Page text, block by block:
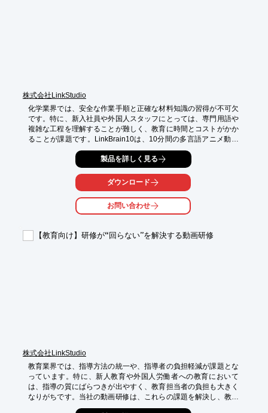
株式会社LinkStudio
化学業界では、安全な作業手順と正確な材料知識の習得が不可欠
です。特に、新入社員や外国人スタッフにとっては、専門用語や
複雑な工程を理解することが難しく、教育に時間とコストがかか
ることが課題です。LinkBrain10は、10分間の多言語アニメ動画
で、これらの課題を解決します。17言語対応の吹替・字幕付き
で、外国人スタッフも母国語で理解を深め、教育の質を向上させ
【活用シーン】
・化学プラントでの新人研修
・材料知識に関する教育
【導入の効果】
製品を詳しく見る
ダウンロード
お問い合わせ
【教育向け】研修が“回らない”を解決する動画研修
株式会社LinkStudio
教育業界では、指導方法の統一や、指導者の負担軽減が課題とな
っています。特に、新人教育や外国人労働者への教育において
は、指導の質にばらつきが出やすく、教育担当者の負担も大きく
なりがちです。当社の動画研修は、これらの課題を解決し、教育
の質を向上させることを目指しています。